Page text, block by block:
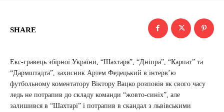
SHARE
Екс-гравець збірної України, “Шахтаря”, “Дніпра”, “Карпат” та
“Дармштадта”, захисник Артем Федецький в інтерв’ю
футбольному коментатору Віктору Вацко розповів як свого часу
ледь не потрапив до складу команди “жовто-синіх”, але
залишився в “Шахтарі” і потрапив в скандал з львівськими